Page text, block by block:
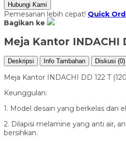
Hubungi Kami
Pemesanan lebih cepat! Quick
Bagikan ke
Meja Kantor INDACHI
Deskripsi Info Tambahan Diskusi (0)
Meja Kantor INDACHI DD 122 T
Keunggulan:
1. Model desain yang berkelas dan
2. Dilapisi melamine yang anti air,
bersihkan.